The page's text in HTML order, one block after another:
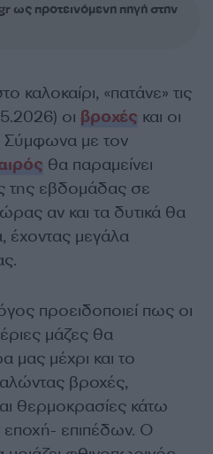
ως προτεινόμενη πηγή στην
«πατάνε» τις
οι βροχές και οι
Σύμφωνα με τον
θα παραμείνει
της εβδομάδας σε
αν και τα δυτικά θα
έχοντας μεγάλα
προειδοποιεί πως οι
μάζες θα
μας μέχρι και το
βροχές,
θερμοκρασίες κάτω
εποχή- επιπέδων. Ο